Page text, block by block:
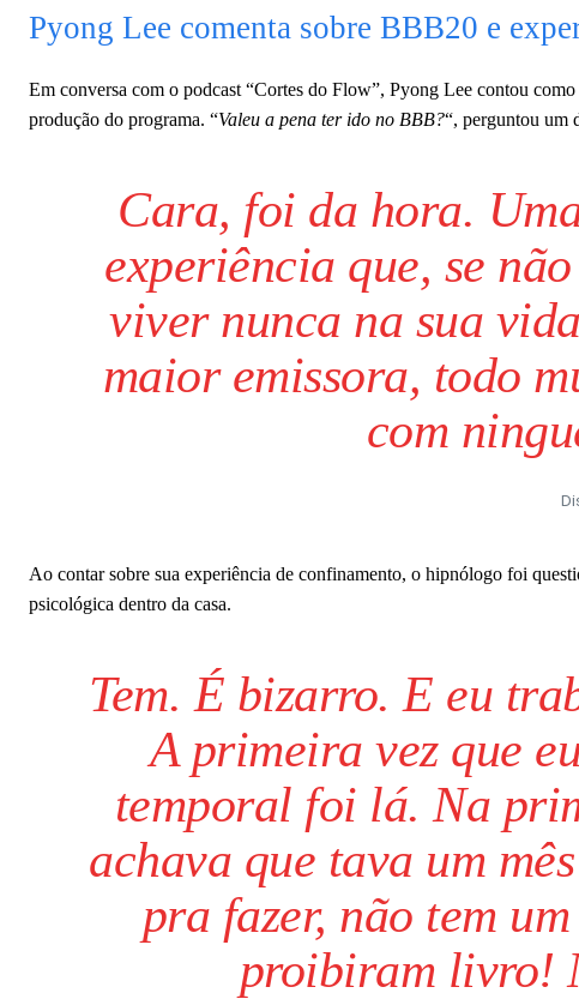
Pyong Lee comenta sobre BBB20 e
Em conversa com o podcast “Cortes do Flow”, Pyong Lee contou
produção do programa. “Valeu a pena ter ido no BBB?“, perguntou um
Cara, foi da hora.
experiência que, se
viver nunca na sua
maior emissora, todo
com
Ao contar sobre sua experiência de confinamento, o hipnólogo foi
psicológica dentro da casa.
Tem. É bizarro. E eu
A primeira vez que
temporal foi lá. Na
achava que tava um
pra fazer, não tem
proibiram livro!